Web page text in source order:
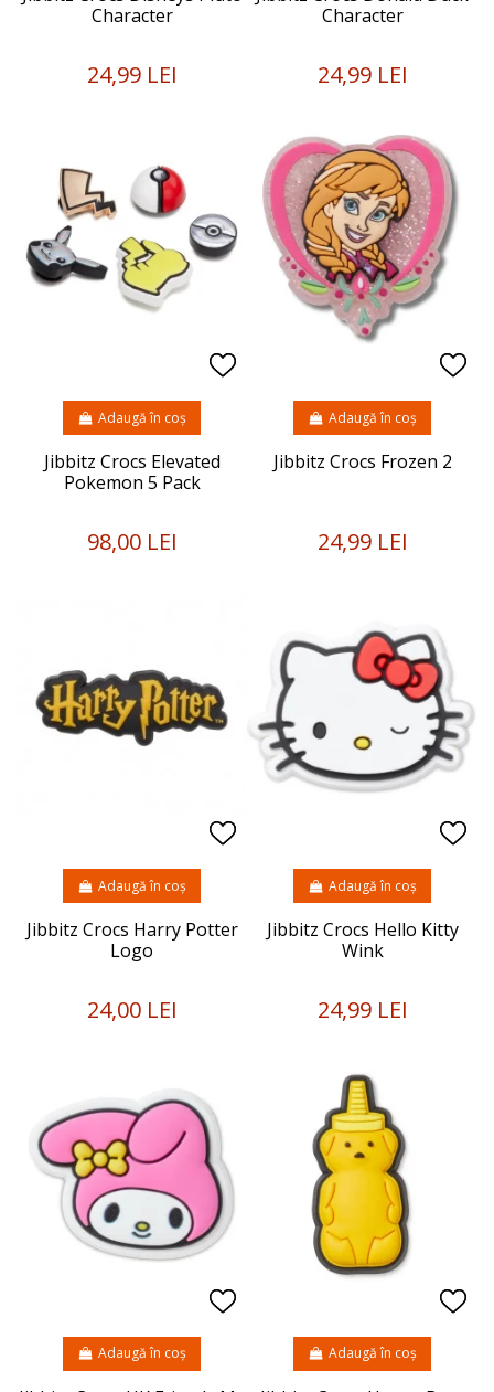
Character
24,99 LEI
Character
24,99 LEI
Jibbitz Crocs Elevated
Pokemon 5 Pack
98,00 LEI
Adaugă în coș
Jibbitz Crocs Frozen 2
24,99 LEI
Adaugă în coș
Jibbitz Crocs Harry Potter
Logo
24,00 LEI
Adaugă în coș
Jibbitz Crocs Hello Kitty
Wink
24,99 LEI
Adaugă în coș
Adaugă în coș Adaugă în coș